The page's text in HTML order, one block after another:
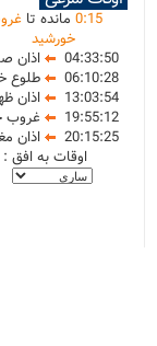
0:15 مانده تا
خورشید
04:33:50
اذان
06:10:28
طلوع
13:03:54
اذان
19:55:12
غروب
20:15:25
اذان
اوقات به افق :